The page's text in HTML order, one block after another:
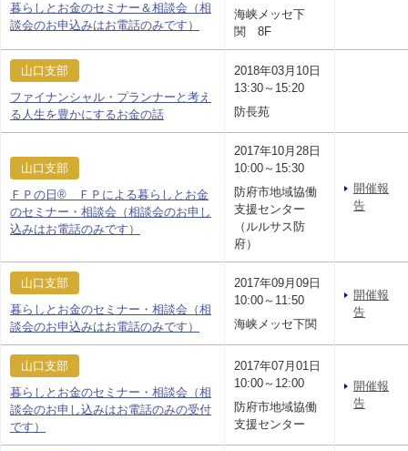
暮らしとお金のセミナー＆相談会（相
談会のお申込みはお電話のみです）
海峡メッセ下
関 8F
山口支部
ファイナンシャル・プランナーと考え
る人生を豊かにするお金の話
2018年03月10日
13:30～15:20
防長苑
山口支部
ＦＰの日® ＦＰによる暮らしとお金
のセミナー・相談会（相談会のお申し
込みはお電話のみです）
2017年10月28日
10:00～15:30
防府市地域協働
支援センター
（ルルサス防
府）
開催報
告
山口支部
暮らしとお金のセミナー・相談会（相
談会のお申込みはお電話のみです）
2017年09月09日
10:00～11:50
海峡メッセ下関
開催報
告
山口支部
暮らしとお金のセミナー・相談会（相
談会のお申し込みはお電話のみの受付
です）
2017年07月01日
10:00～12:00
防府市地域協働
支援センター
開催報
告